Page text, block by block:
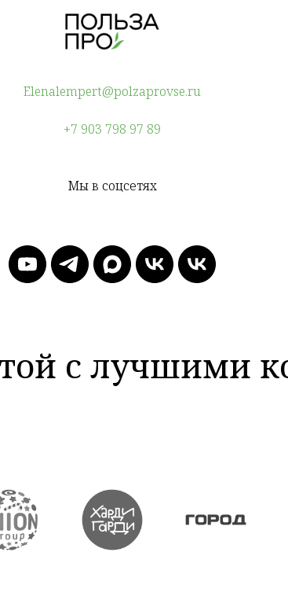
Elenalempert@polzaprovse.ru
+7 903 798 97 89
Мы в соцсетях
с лучшими